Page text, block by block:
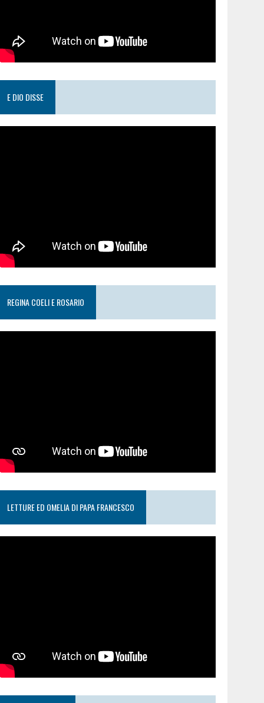
E DIO DISSE
REGINA COELI E ROSARIO
LETTURE ED OMELIA DI PAPA FRANCESCO